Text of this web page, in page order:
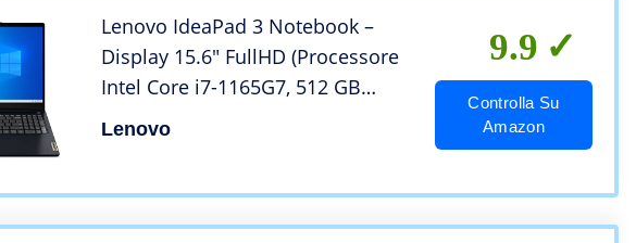
Lenovo IdeaPad 3 Notebook –
Display 15.6″ FullHD (Processore
Intel Core i7-1165G7, 512 GB
SSHD, RAM 16 GB, Windows 11
Lenovo
9.9
Controlla Su
Amazon